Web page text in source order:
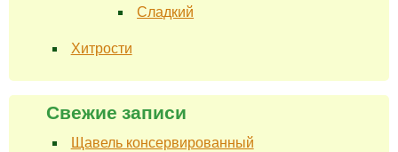
Сладкий
Хитрости
Свежие записи
Щавель консервированный